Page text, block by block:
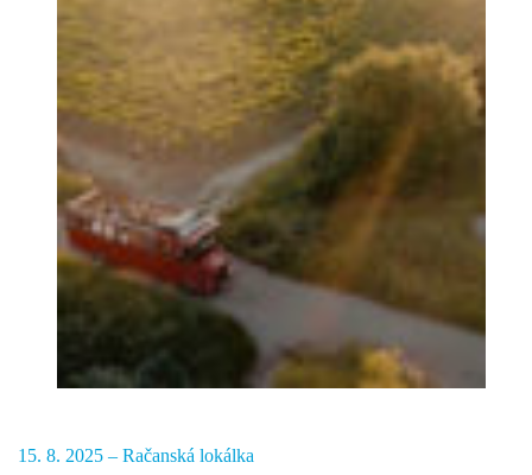
15. 8. 2025 – Račanská lokálka